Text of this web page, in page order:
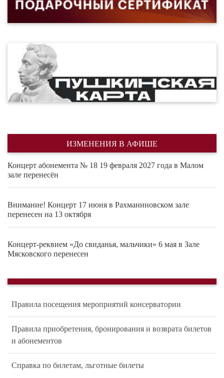
ИЗМЕНЕНИЯ В АФИШЕ
Концерт абонемента № 18 19 февраля 2027 года в Малом
зале перенесён
Внимание! Концерт 17 июня в Рахманиновском зале
перенесен на 13 октября
Концерт-реквием «До свиданья, мальчики» 6 мая в Зале
Мясковского перенесен
Правила посещения мероприятий консерватории
Правила приобретения, бронирования и возврата билетов
и абонементов
Справка по билетам, льготные билеты